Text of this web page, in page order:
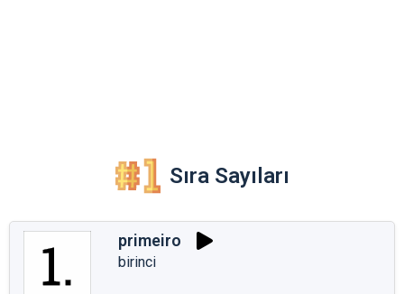
Sıra Sayıları
primeiro
birinci